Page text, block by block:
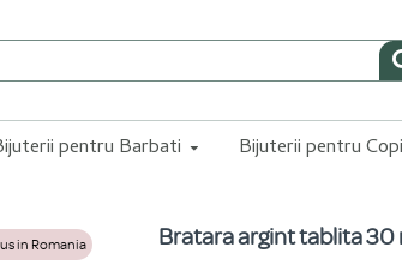
pentru Barbati Bijuterii pentru
in Romania Bratara argint tablita